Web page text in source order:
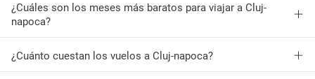
¿Cuáles son los meses más baratos para viajar a Cluj-
napoca?
¿Cuánto cuestan los vuelos a Cluj-napoca?